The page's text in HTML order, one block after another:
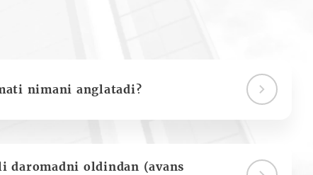
nimani anglatadi?
daromadni oldindan (avans